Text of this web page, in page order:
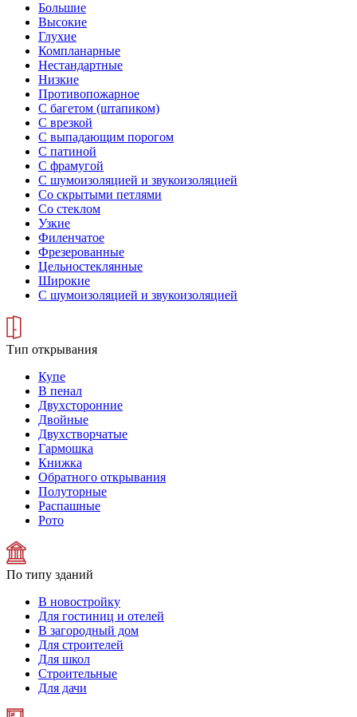
Большие
Высокие
Глухие
Компланарные
Нестандартные
Низкие
Противопожарное
С багетом (штапиком)
С врезкой
С выпадающим порогом
С патиной
С фрамугой
С шумоизоляцией и звукоизоляцией
Со скрытыми петлями
Со стеклом
Узкие
Филенчатое
Фрезерованные
Цельностеклянные
Широкие
С шумоизоляцией и звукоизоляцией
Тип открывания
Купе
В пенал
Двухсторонние
Двойные
Двухстворчатые
Гармошка
Книжка
Обратного открывания
Полуторные
Распашные
Рото
По типу зданий
В новостройку
Для гостиниц и отелей
В загородный дом
Для строителей
Для школ
Строительные
Для дачи